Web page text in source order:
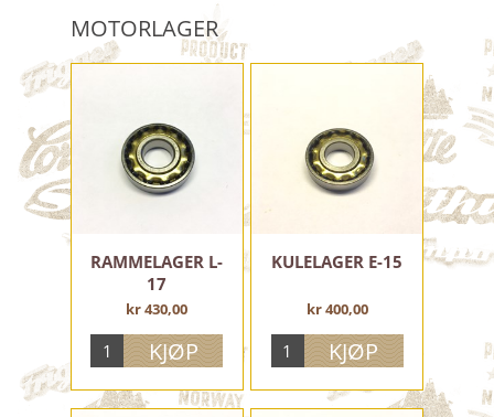
NOS (new old stock)
HJUL / FELG / DEKK MM.
ELEKTRISK ANLEGG
VERKTØY, UTSTYR, OLJE OG FETT
STEMPLER MOPED
STEMPELFJÆRER MC
STEMPELFJÆRER MOPED
STEMPLER MC
MOTORLAGER
RAMMELAGER L-
17
kr 430,00
KULELAGER E-15
kr 400,00